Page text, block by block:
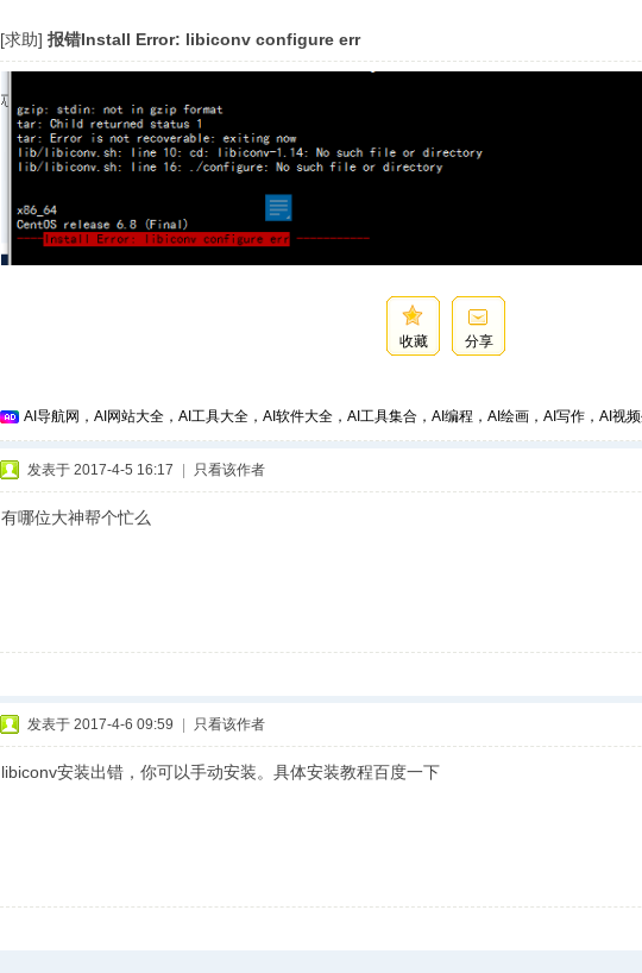
[求助] 报错Install Error: libiconv configure err
收藏 分享
AI导航网，AI网站大全，AI工具大全，AI软件大全，AI工具集合，AI编程，AI绘画，AI写作，AI视
发表于 2017-4-5 16:17 只看该作者
有哪位大神帮个忙么
发表于 2017-4-6 09:59 只看该作者
libiconv安装出错，你可以手动安装。具体安装教程百度一下